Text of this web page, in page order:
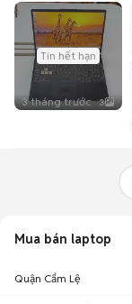
Tin hết hạn
3 tháng trước 3
Mua bán laptop
Quận Cẩm Lệ